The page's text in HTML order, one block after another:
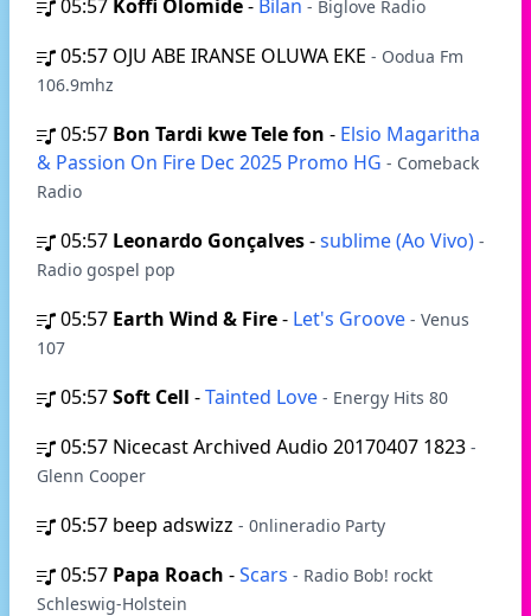
05:57 Koffi Olomide- Bilan - Biglove Radio
05:57 OJU ABE IRANSE OLUWA EKE - Oodua Fm
106.9mhz
05:57 Bon Tardi kwe Tele fon - Elsio Magaritha
& Passion On Fire Dec 2025 Promo HG - Comeback
Radio
05:57 Leonardo Gonçalves-sublime (Ao Vivo) -
Radio gospel pop
05:57 Earth Wind & Fire- Let's Groove - Venus
107
05:57Soft Cell -Tainted Love - Energy Hits 80
05:57 Nicecast Archived Audio 20170407 1823 -
Glenn Cooper
05:57 beep adswizz - 0nlineradio Party
05:57 Papa Roach -Scars - Radio Bob! rockt
Schleswig-Holstein